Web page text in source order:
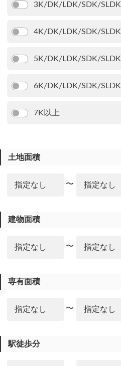
3K/DK/LDK/SDK/SLDK
4K/DK/LDK/SDK/SLDK
5K/DK/LDK/SDK/SLDK
6K/DK/LDK/SDK/SLDK
7K以上
土地面積
〜
建物面積
〜
専有面積
〜
駅徒歩分